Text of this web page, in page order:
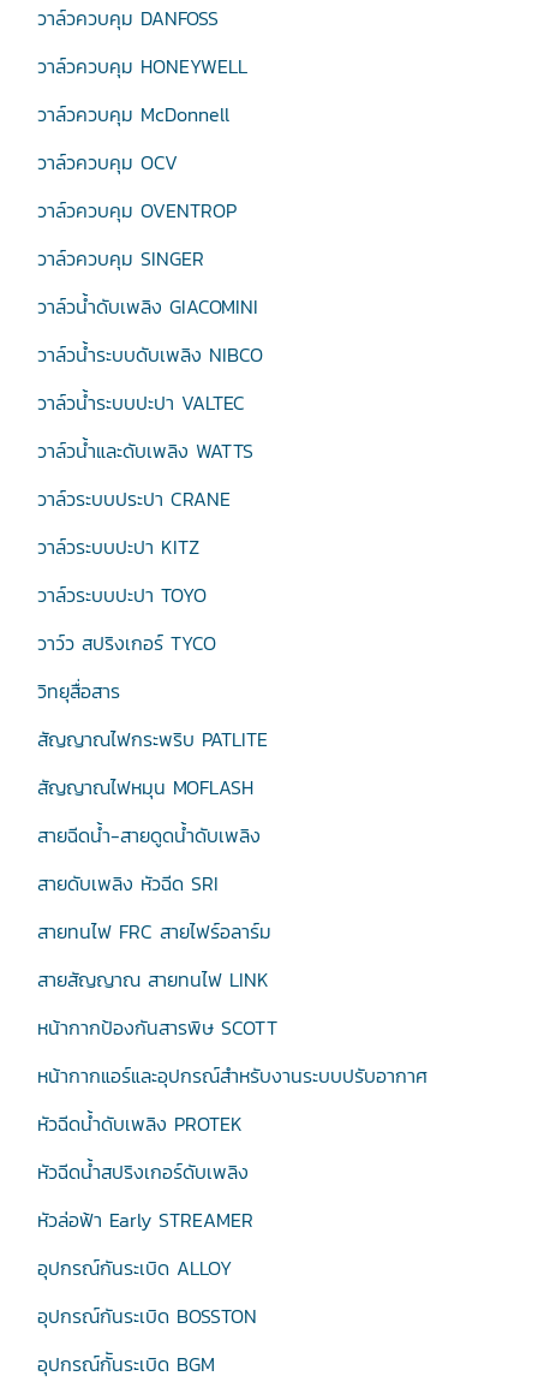
วาล์วควบคุม DANFOSS
วาล์วควบคุม HONEYWELL
วาล์วควบคุม McDonnell
วาล์วควบคุม OCV
วาล์วควบคุม OVENTROP
วาล์วควบคุม SINGER
วาล์วน้ำดับเพลิง GIACOMINI
วาล์วน้ำระบบดับเพลิง NIBCO
วาล์วน้ำระบบปะปา VALTEC
วาล์วน้ำและดับเพลิง WATTS
วาล์วระบบประปา CRANE
วาล์วระบบปะปา KITZ
วาล์วระบบปะปา TOYO
วาว์ว สปริงเกอร์ TYCO
วิทยุสื่อสาร
สัญญาณไฟกระพริบ PATLITE
สัญญาณไฟหมุน MOFLASH
สายฉีดน้ำ-สายดูดน้ำดับเพลิง
สายดับเพลิง หัวฉีด SRI
สายทนไฟ FRC สายไฟร์อลาร์ม
สายสัญญาณ สายทนไฟ LINK
หน้ากากป้องกันสารพิษ SCOTT
หน้ากากแอร์และอุปกรณ์สำหรับงานระบบปรับอากาศ
หัวฉีดน้ำดับเพลิง PROTEK
หัวฉีดน้ำสปริงเกอร์ดับเพลิง
หัวล่อฟ้า Early STREAMER
อุปกรณ์กันระเบิด ALLOY
อุปกรณ์กันระเบิด BOSSTON
อุปกรณ์กัันระเบิด BGM